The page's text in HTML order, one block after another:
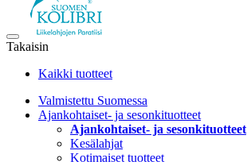
Takaisin
Kaikki tuotteet
Valmistettu Suomessa
Ajankohtaiset- ja sesonkituotteet
Ajankohtaiset- ja sesonkituotteet
Kesälahjat
Kotimaiset tuotteet